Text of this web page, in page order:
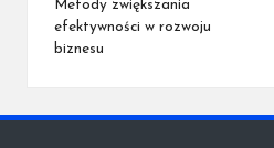
navigation
Metody zwiększania
efektywności w rozwoju
biznesu